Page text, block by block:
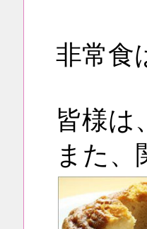
非常食
皆様は
また、